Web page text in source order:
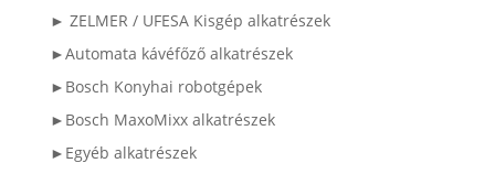
► ZELMER / UFESA Kisgép alkatrészek
►Automata kávéfőző alkatrészek
►Bosch Konyhai robotgépek
►Bosch MaxoMixx alkatrészek
►Egyéb alkatrészek